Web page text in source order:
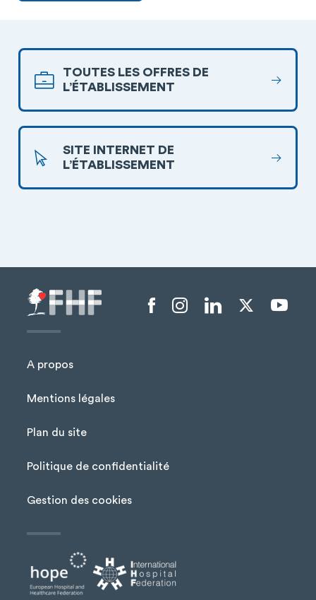
TOUTES LES OFFRES DE
L’ÉTABLISSEMENT
SITE INTERNET DE
L’ÉTABLISSEMENT
Menu Pied de page
A propos
Mentions légales
Plan du site
Politique de confidentialité
Gestion des cookies
Menu liens sociaux